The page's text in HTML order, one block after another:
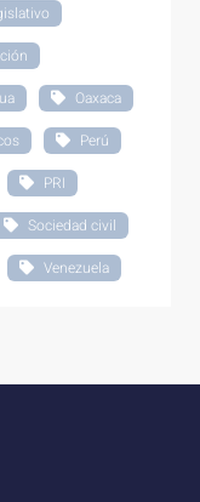
Oaxaca
Perú
PRI
Sociedad civil
Venezuela